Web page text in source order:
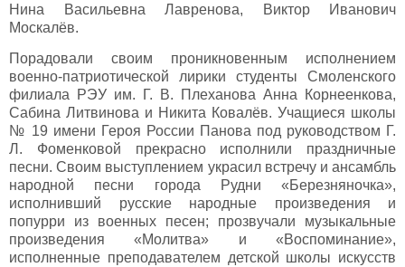
Нина Васильевна Лавренова, Виктор Иванович
Москалёв.
Порадовали своим проникновенным исполнением
военно-патриотической лирики студенты Смоленского
филиала РЭУ им. Г. В. Плеханова Анна Корнеенкова,
Сабина Литвинова и Никита Ковалёв. Учащиеся школы
№ 19 имени Героя России Панова под руководством Г.
Л. Фоменковой прекрасно исполнили праздничные
песни. Своим выступлением украсил встречу и ансамбль
народной песни города Рудни «Березняночка»,
исполнивший русские народные произведения и
попурри из военных песен; прозвучали музыкальные
произведения «Молитва» и «Воспоминание»,
исполненные преподавателем детской школы искусств